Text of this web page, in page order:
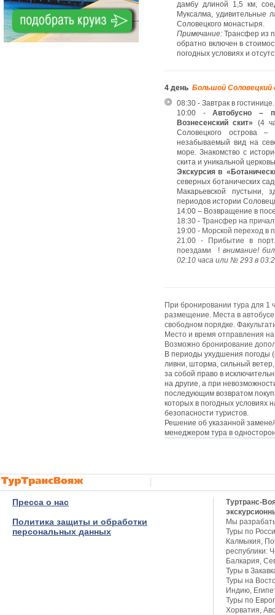
дамбу длиной 1,5 км,
Муксалма, удивительные
Соловецкого монастыря.
Примечание: Трансфер из
обратно включен в
погодных условиях и
4 день Большой Соловецкий
08:30 - Завтрак в гостинице.
10:00 -Автобусно –
Вознесенский скит»
(4
Соловецкого острова
незабываемый вид на
море. Знакомство с
скита и уникальной
Экскурсия в
северных ботанических
Макарьевской пустыни,
периодов истории
14:00 – Возвращение в
18:30 - Трансфер на
19:00 - Морской переход в
21:00 - Прибытие в
поездами !внимание!
02:10 часа или № 293 в
При бронировании тура для 1
размещение. Места в
свободном порядке. Ф
Место и время отправления
Возможно бронирование
В периоды ухудшения погоды
ливни, шторма, сильный
за собой право в
на другие, а при
последующим возвратом
которых в погодных условиях
безопасности туристов.
Решение об указанной
менеджером тура в
Пресса о нас
Политика защиты и обработки
персональных данных
Туртранс-
Мы
Туры по
Калмыкия,
республики:
Балкария,
Туры в
Туры на
Индию,
Туры по
Хорватия,